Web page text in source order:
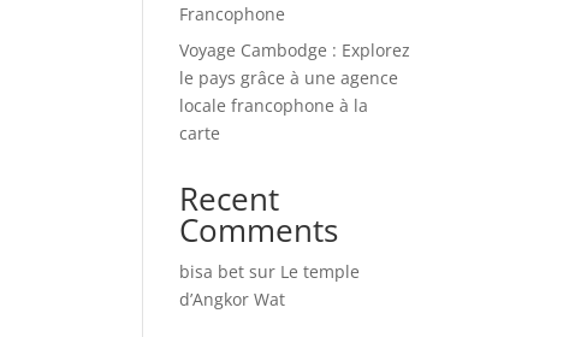
Francophone
Voyage Cambodge : Explorez
le pays grâce à une agence
locale francophone à la
carte
Recent
Comments
bisa bet sur Le temple
d’Angkor Wat